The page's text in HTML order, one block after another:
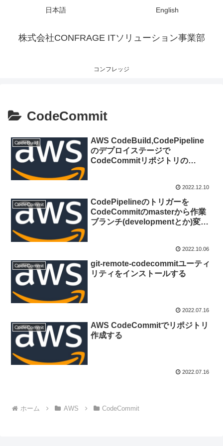
株式会社CONFRAGE ITソリューション事業部
コンフレッジ
日本語 English
CodeCommit
CodeBuild
AWS CodeBuild,CodePipeline
のデプロイステージで
CodeCommitリポジトリの
2022.12.10
CodeCommit
CodePipelineのトリガーを
CodeCommitのmasterから作業
ブランチ(developmentとか)変更
2022.10.06
CodeCommit
git-remote-codecommitユーティ
リティをインストールする
2022.07.16
CodeCommit
AWS CodeCommitでリポジトリ
作成する
2022.07.16
ホーム AWS CodeCommit